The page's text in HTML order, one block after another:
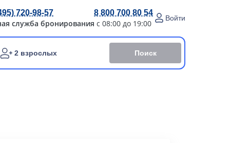
720-98-57 8 800 700 80 54
служба бронирования с 08:00 до 19:00
Войти
2 взрослых Поиск